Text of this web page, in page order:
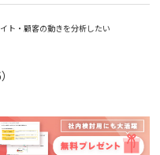
ト・顧客の動きを分析したい